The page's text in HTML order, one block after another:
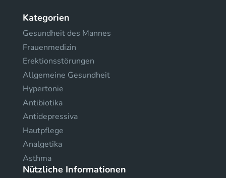
Kategorien
Gesundheit des Mannes
Frauenmedizin
Erektionsstörungen
Allgemeine Gesundheit
Hypertonie
Antibiotika
Antidepressiva
Hautpflege
Analgetika
Asthma
Nützliche Informationen